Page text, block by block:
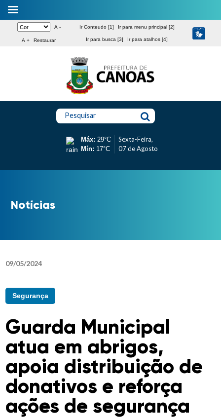
A -
A + Restaurar
Ir Conteudo [1] Ir para menu principal [2]
Ir para busca [3] Ir para atalhos [4]
Pesquisar
Máx: 29°C
Mín: 17°C
Sexta-Feira,
07 de Agosto
Notícias
09/05/2024
Segurança
Guarda Municipal
atua em abrigos,
apoia distribuição de
donativos e reforça
ações de segurança